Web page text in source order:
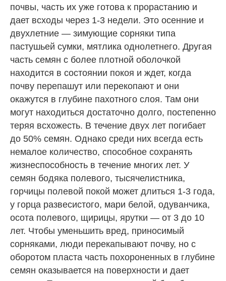
почвы, часть их уже готова к прорастанию и
дает всходы через 1-3 недели. Это осенние и
двухлетние — зимующие сорняки типа
пастушьей сумки, мятлика однолетнего. Другая
часть семян с более плотной оболочкой
находится в состоянии покоя и ждет, когда
почву перепашут или перекопают и они
окажутся в глубине пахотного слоя. Там они
могут находиться достаточно долго, постепенно
теряя всхожесть. В течение двух лет погибает
до 50% семян. Однако среди них всегда есть
немалое количество, способное сохранять
жизнеспособность в течение многих лет. У
семян бодяка полевого, тысячелистника,
горчицы полевой покой может длиться 1-3 года,
у горца развесистого, мари белой, одуванчика,
осота полевого, щирицы, ярутки — от 3 до 10
лет. Чтобы уменьшить вред, приносимый
сорняками, люди перекапывают почву, но с
оборотом пласта часть похороненных в глубине
семян оказывается на поверхности и дает